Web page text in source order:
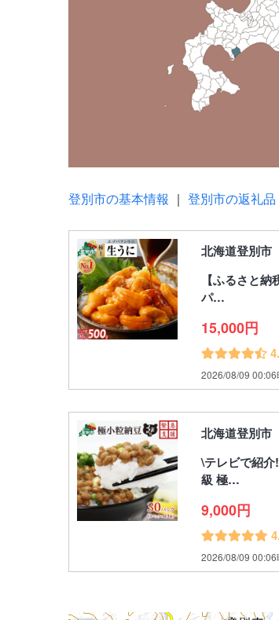
登別市の基本情報 ｜ 登別市の返礼品
北海道登別市
【ふるさと
パ…
15,000円
2026/08/09 00:06
北海道登別市
\テレビで紹
級 極…
9,000円
2026/08/09 00:06